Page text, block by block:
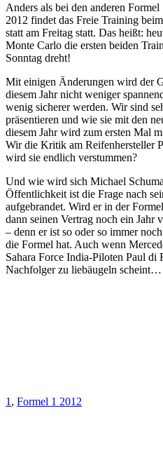
Anders als bei den anderen
2012 findet das Freie Training
statt am Freitag statt. Das heißt:
Monte Carlo die ersten beiden
Sonntag dreht!
Mit einigen Änderungen wird der
diesem Jahr nicht weniger
wenig sicherer werden. Wir sind
präsentieren und wie sie mit den
diesem Jahr wird zum ersten Mal
Wir die Kritik am Reifenhersteller
wird sie endlich verstummen?
Und wie wird sich Michael
Öffentlichkeit ist die Frage nach
aufgebrandet. Wird er in der
dann seinen Vertrag noch ein Jahr
– denn er ist so oder so immer
die Formel hat. Auch wenn
Sahara Force India-Piloten Paul di
Nachfolger zu liebäugeln scheint…
1 , Formel 1 2012